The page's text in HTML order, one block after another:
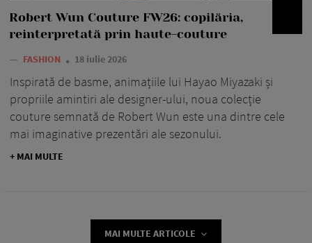
Robert Wun Couture FW26: copilăria,
reinterpretată prin haute-couture
— FASHION 18 iulie 2026
Inspirată de basme, animațiile lui Hayao Miyazaki și
propriile amintiri ale designer-ului, noua colecție
couture semnată de Robert Wun este una dintre cele
mai imaginative prezentări ale sezonului.
+ MAI MULTE
MAI MULTE ARTICOLE